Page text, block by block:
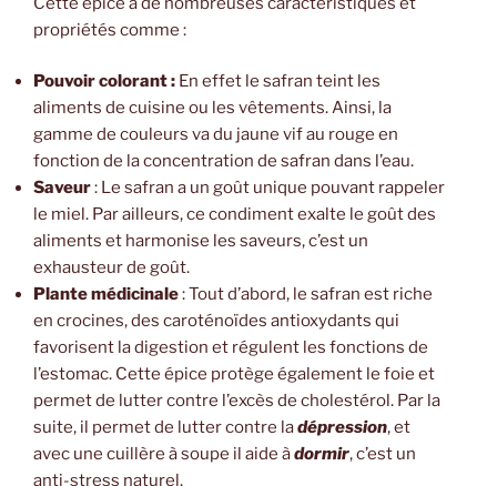
propriétés comme :
Pouvoir colorant : En effet le safran teint les
aliments de cuisine ou les vêtements. Ainsi, la
gamme de couleurs va du jaune vif au rouge en
fonction de la concentration de safran dans l’eau.
Saveur: Le safran a un goût unique pouvant rappeler
le miel. Par ailleurs, ce condiment exalte le goût des
aliments et harmonise les saveurs, c’est un
exhausteur de goût.
Plante médicinale: Tout d’abord, le safran est riche
en crocines, des caroténoïdes antioxydants qui
favorisent la digestion et régulent les fonctions de
l’estomac. Cette épice protège également le foie et
permet de lutter contre l’excès de cholestérol. Par la
suite, il permet de lutter contre ladépression, et
avec une cuillère à soupe il aide àdormir, c’est un
anti-stress naturel.